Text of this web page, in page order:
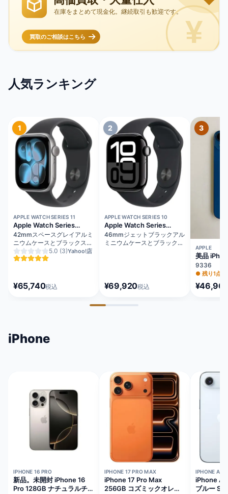
人気ランキング
1
在庫切れ
APPLE WATCH SERIES 11
Apple Watch Series
11（GPSモデル）
42mmスペースグレイアルミ
ニウムケースとブラックスポ
ーツバンド - S/M
MEQW4J/A
5.0 (3)Yahoo!店
¥65,740税込
2
在庫切れ
APPLE WATCH SERIES 10
Apple Watch Series
10（GPS + Cellularモデ
ル）
46mmジェットブラックアル
ミニウムケースとブラックス
¥69,920税込
3
APPLE
美品
ルー バッ
MLNG3J/
9336
● 残り1点
iPhone
IPHONE 16 PRO
新品。未開封 iPhone 16
Pro 128GB ナチュラルチ
IPHONE 17 PRO MAX
iPhone 17 Pro Max
256GB コズミックオレン
IPHONE AIR
iPhone
ブルー